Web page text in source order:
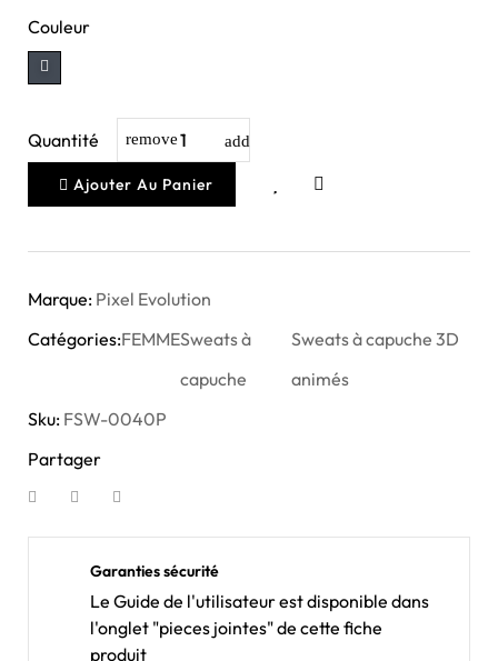
Couleur
Quantité
Ajouter Au Panier
Marque: Pixel Evolution
Catégories:FEMMESweats à
capuche
Sweats à capuche 3D
animés
Sku: FSW-0040P
Partager
Garanties sécurité
Le Guide de l'utilisateur est disponible dans
l'onglet "pieces jointes" de cette fiche
produit